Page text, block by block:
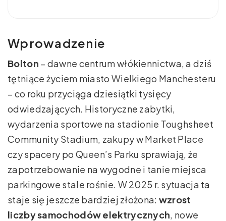
Wprowadzenie
Bolton – dawne centrum włókiennictwa, a dziś
tętniące życiem miasto Wielkiego Manchesteru
– co roku przyciąga dziesiątki tysięcy
odwiedzających. Historyczne zabytki,
wydarzenia sportowe na stadionie Toughsheet
Community Stadium, zakupy w Market Place
czy spacery po Queen’s Parku sprawiają, że
zapotrzebowanie na wygodne i tanie miejsca
parkingowe stale rośnie. W 2025 r. sytuacja ta
staje się jeszcze bardziej złożona: wzrost
liczby samochodów elektrycznych , nowe